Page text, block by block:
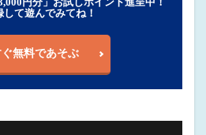
して遊んでみてね！
無料であそぶ